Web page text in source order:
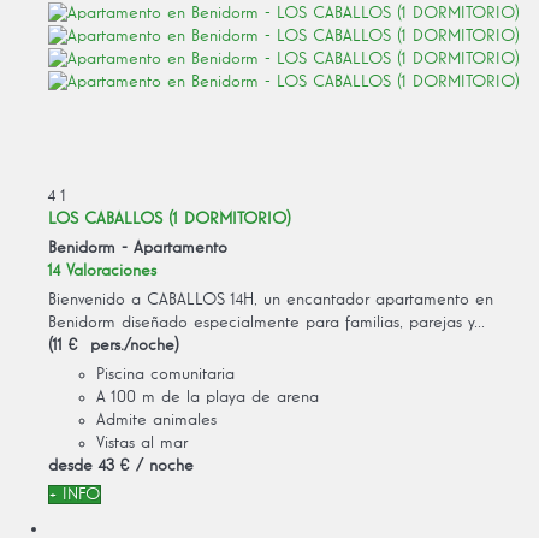
4 1
LOS CABALLOS (1 DORMITORIO)
Benidorm - Apartamento
14 Valoraciones
Bienvenido a CABALLOS 14H, un encantador apartamento en
Benidorm diseñado especialmente para familias, parejas y...
(11 € pers./noche)
Piscina comunitaria
A 100 m de la playa de arena
Admite animales
Vistas al mar
desde 43 € / noche
+ INFO